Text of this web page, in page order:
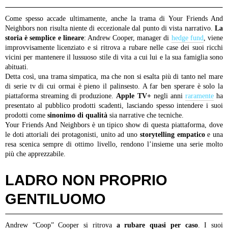
Come spesso accade ultimamente, anche la trama di Your Friends And
Neighbors non risulta niente di eccezionale dal punto di vista narrativo. La
storia è semplice e lineare: Andrew Cooper, manager di hedge fund, viene
improvvisamente licenziato e si ritrova a rubare nelle case dei suoi ricchi
vicini per mantenere il lussuoso stile di vita a cui lui e la sua famiglia sono
abituati.
Detta così, una trama simpatica, ma che non si esalta più di tanto nel mare
di serie tv di cui ormai è pieno il palinsesto. A far ben sperare è solo la
piattaforma streaming di produzione.Apple TV+negli anni raramenteha
presentato al pubblico prodotti scadenti, lasciando spesso intendere i suoi
prodotti come sinonimo di qualità sia narrative che tecniche.
Your Friends And Neighbors è un tipico show di questa piattaforma, dove
le doti attoriali dei protagonisti, unito ad uno storytelling empaticoe una
resa scenica sempre di ottimo livello, rendono l’insieme una serie molto
più che apprezzabile.
LADRO NON PROPRIO
GENTILUOMO
Andrew “Coop” Cooper si ritrova a rubare quasi per caso. I suoi